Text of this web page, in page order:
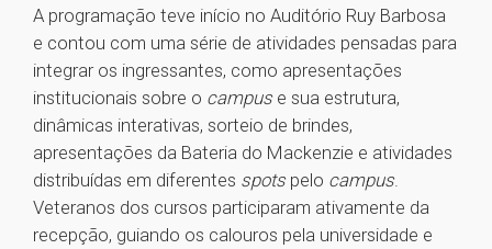
A programação teve início no Auditório Ruy Barbosa
e contou com uma série de atividades pensadas para
integrar os ingressantes, como apresentações
institucionais sobre o campus e sua estrutura,
dinâmicas interativas, sorteio de brindes,
apresentações da Bateria do Mackenzie e atividades
distribuídas em diferentes spots pelo campus.
Veteranos dos cursos participaram ativamente da
recepção, guiando os calouros pela universidade e